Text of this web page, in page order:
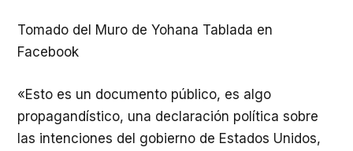
Tomado del Muro de Yohana Tablada en
Facebook
«Esto es un documento público, es algo
propagandístico, una declaración política sobre
las intenciones del gobierno de Estados Unidos,